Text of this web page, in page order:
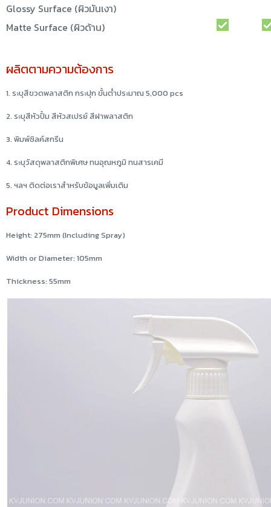
Glossy Surface (ผิวมันเงา)
Matte Surface (ผิวด้าน)
ผลิตตามความต้องการ
1. ระบุสีขวดพลาสติก กระปุก ขั้นต่ำประมาณ 5,000 pcs
2. ระบุสีหัวปั้ม สีหัวสเปรย์ สีฝาพลาสติก
3. พิมพ์ซิลค์สกรีน
4. ระบุวัสดุพลาสติกพิเศษ ทนอุณหภูมิ ทนสารเคมี
5. ฯลฯ ติดต่อเราสำหรับข้อมูลเพิ่มเติม
Product Dimensions
Height: 275mm (Including Spray)
Width or Diameter: 105mm
Thickness: 55mm